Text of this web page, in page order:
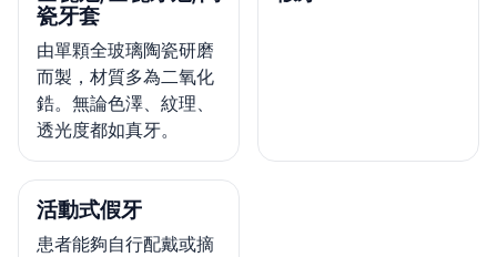
瓷牙套
由單顆全玻璃陶瓷研磨
而製，材質多為二氧化
鋯。無論色澤、紋理、
透光度都如真牙。
活動式假牙
患者能夠自行配戴或摘